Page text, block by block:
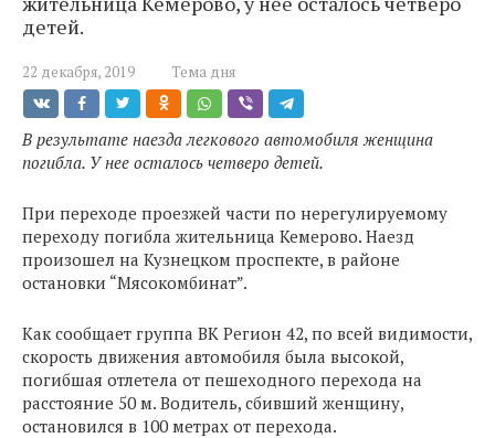
детей.
22 декабря, 2019 Тема дня
В результате наезда легкового автомобиля женщина
погибла. У нее осталось четверо детей.
При переходе проезжей части по нерегулируемому
переходу погибла жительница Кемерово. Наезд
произошел на Кузнецком проспекте, в районе
остановки “Мясокомбинат”.
Как сообщает группа ВК Регион 42, по всей видимости,
скорость движения автомобиля была высокой,
погибшая отлетела от пешеходного перехода на
расстояние 50 м. Водитель, сбивший женщину,
остановился в 100 метрах от перехода.